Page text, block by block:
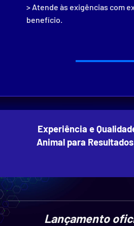
> Atende às exigências com
benefício.
Experiência e
Animal para
Lançamento